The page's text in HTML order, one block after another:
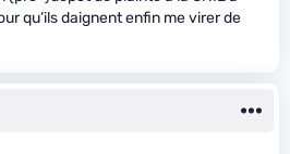
qu’ils daignent enfin me virer de